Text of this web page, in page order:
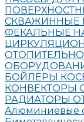
СКВАЖИННЫЕ
ФЕКАЛЬНЫЕ
БОЙЛЕРЫ
КОНВЕКТОРЫ
РАДИАТОРЫ
Алюминиевые